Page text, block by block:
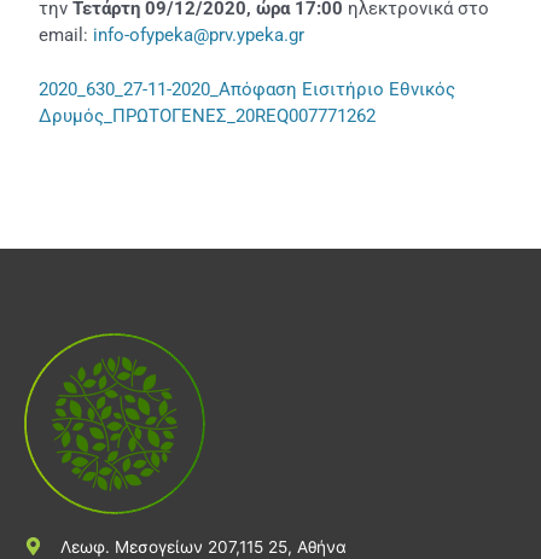
τηνΤετάρτη 09/12/2020, ώρα 17:00 ηλεκτρονικά στο
email: info-ofypeka@prv.ypeka.gr
2020_630_27-11-2020_Απόφαση Εισιτήριο Εθνικός
Δρυμός_ΠΡΩΤΟΓΕΝΕΣ_20REQ007771262
Λεωφ. Μεσογείων 207,115 25, Αθήνα